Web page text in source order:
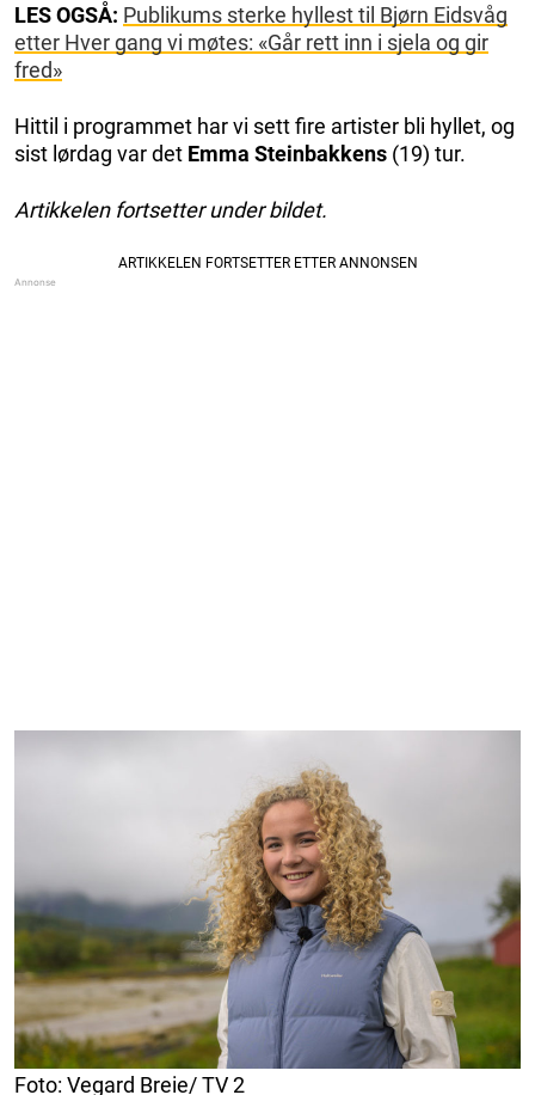
LES OGSÅ: Publikums sterke hyllest til Bjørn Eidsvåg
etter Hver gang vi møtes: «Går rett inn i sjela og gir
fred»
Hittil i programmet har vi sett fire artister bli hyllet, og
sist lørdag var det Emma Steinbakkens (19) tur.
Artikkelen fortsetter under bildet.
Foto: Vegard Breie/ TV 2